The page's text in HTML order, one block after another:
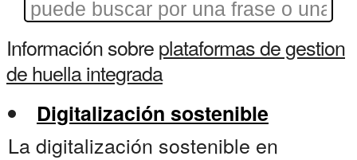
Información sobreplataformas de gestion
de huella integrada
Digitalización sostenible
La digitalización sostenible en